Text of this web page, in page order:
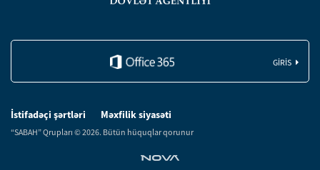
GIRIS
İstifadəçi şərtləri Məxfilik siyasəti
“SABAH” Qrupları © 2026. Bütün hüquqlar qorunur